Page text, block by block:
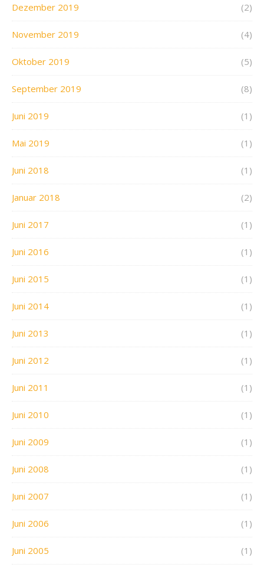
Dezember 2019 (2)
November 2019 (4)
Oktober 2019 (5)
September 2019 (8)
Juni 2019 (1)
Mai 2019 (1)
Juni 2018 (1)
Januar 2018 (2)
Juni 2017 (1)
Juni 2016 (1)
Juni 2015 (1)
Juni 2014 (1)
Juni 2013 (1)
Juni 2012 (1)
Juni 2011 (1)
Juni 2010 (1)
Juni 2009 (1)
Juni 2008 (1)
Juni 2007 (1)
Juni 2006 (1)
Juni 2005 (1)